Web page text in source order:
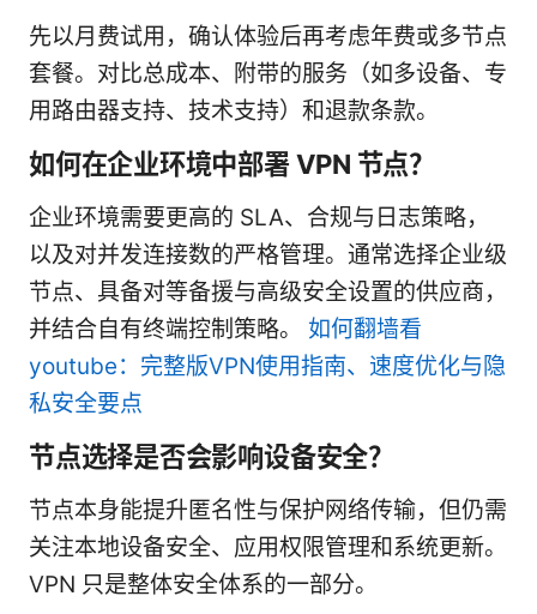
先以月费试用，确认体验后再考虑年费或多节点
套餐。对比总成本、附带的服务（如多设备、专
用路由器支持、技术支持）和退款条款。
如何在企业环境中部署 VPN 节点？
企业环境需要更高的 SLA、合规与日志策略，
以及对并发连接数的严格管理。通常选择企业级
节点、具备对等备援与高级安全设置的供应商，
并结合自有终端控制策略。 如何翻墙看
youtube：完整版VPN使用指南、速度优化与隐
私安全要点
节点选择是否会影响设备安全？
节点本身能提升匿名性与保护网络传输，但仍需
关注本地设备安全、应用权限管理和系统更新。
VPN 只是整体安全体系的一部分。